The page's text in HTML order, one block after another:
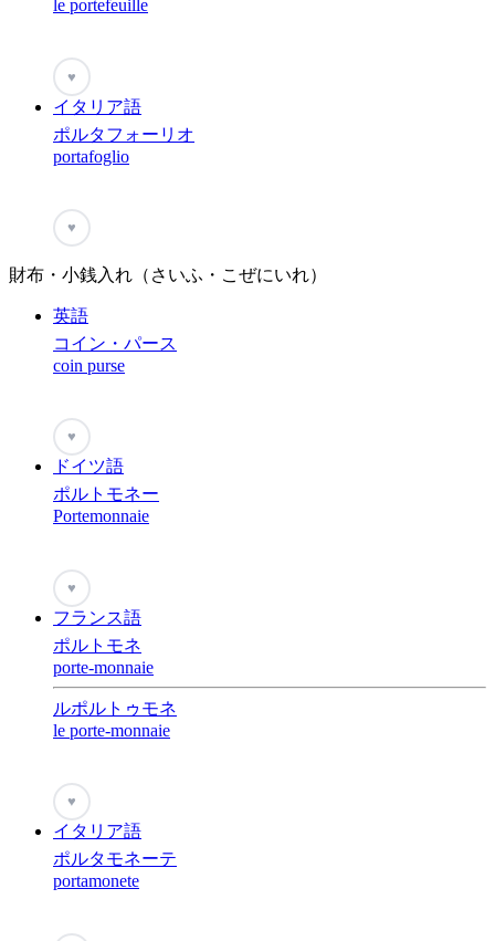
le portefeuille
♥
イタリア語
ポルタフォーリオ
portafoglio
♥
財布・小銭入れ（さいふ・こぜにいれ）
英語
コイン・パース
coin purse
♥
ドイツ語
ポルトモネー
Portemonnaie
♥
フランス語
ポルトモネ
porte-monnaie
ルポルトゥモネ
le porte-monnaie
♥
イタリア語
ポルタモネーテ
portamonete